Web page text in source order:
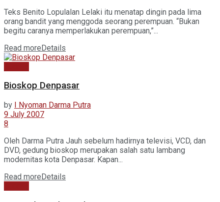
Teks Benito Lopulalan Lelaki itu menatap dingin pada lima
orang bandit yang menggoda seorang perempuan. “Bukan
begitu caranya memperlakukan perempuan,”...
Read moreDetails
Bioskop Denpasar
by
I Nyoman Darma Putra
9 July 2007
8
Oleh Darma Putra Jauh sebelum hadirnya televisi, VCD, dan
DVD, gedung bioskop merupakan salah satu lambang
modernitas kota Denpasar. Kapan...
Read more Details